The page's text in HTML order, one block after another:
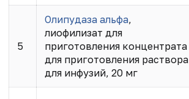
5
Олипудаза альфа,
лиофилизат для
приготовления концентрата
для приготовления раствора
для инфузий, 20 мг